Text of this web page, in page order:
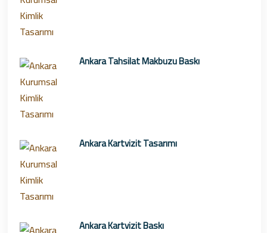
Ankara Tahsilat Makbuzu Baskı
Ankara Kartvizit Tasarımı
Ankara Kartvizit Baskı